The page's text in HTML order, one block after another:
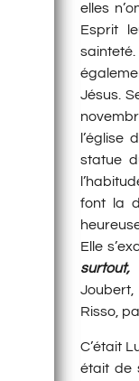
elles
Esprit
Jésus.
l’église
statue
font la
Elle
Risso,
C’était
était de